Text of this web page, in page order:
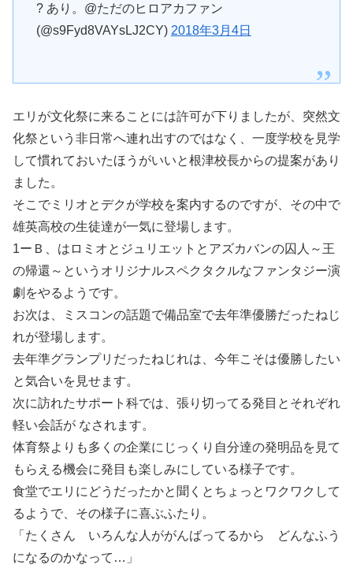
? あり。@ただのヒロアカファン
(@s9Fyd8VAYsLJ2CY) 2018年3月4日
エリが文化祭に来ることには許可が下りましたが、突然文
化祭という非日常へ連れ出すのではなく、一度学校を見学
して慣れておいたほうがいいと根津校長からの提案があり
ました。
そこでミリオとデクが学校を案内するのですが、その中で
雄英高校の生徒達が一気に登場します。
1ーＢ、はロミオとジュリエットとアズカバンの囚人～王
の帰還～というオリジナルスペクタクルなファンタジー演
劇をやるようです。
お次は、ミスコンの話題で備品室で去年準優勝だったねじ
れが登場します。
去年準グランプリだったねじれは、今年こそは優勝したい
と気合いを見せます。
次に訪れたサポート科では、張り切ってる発目とそれぞれ
軽い会話が なされます。
体育祭よりも多くの企業にじっくり自分達の発明品を見て
もらえる機会に発目も楽しみにしている様子です。
食堂でエリにどうだったかと聞くとちょっとワクワクして
るようで、その様子に喜ぶふたり。
「たくさん いろんな人ががんばってるから どんなふう
になるのかなって…」